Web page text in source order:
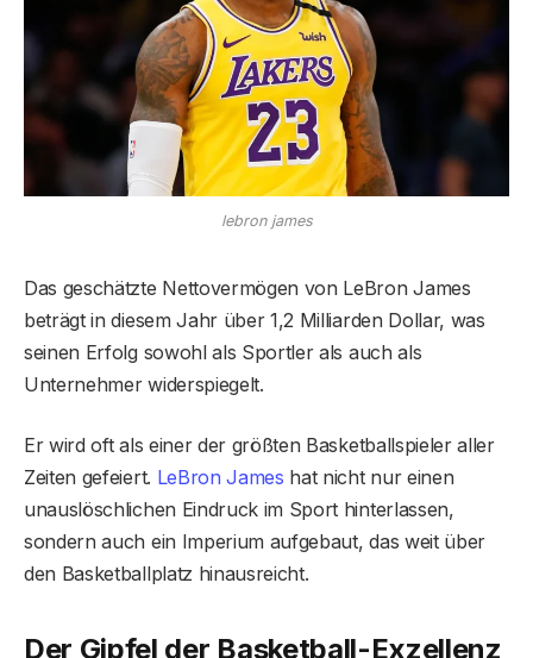
lebron james
Das geschätzte Nettovermögen von LeBron James
beträgt in diesem Jahr über 1,2 Milliarden Dollar, was
seinen Erfolg sowohl als Sportler als auch als
Unternehmer widerspiegelt.
Er wird oft als einer der größten Basketballspieler aller
Zeiten gefeiert. LeBron James hat nicht nur einen
unauslöschlichen Eindruck im Sport hinterlassen,
sondern auch ein Imperium aufgebaut, das weit über
den Basketballplatz hinausreicht.
Der Gipfel der Basketball-Exzellenz